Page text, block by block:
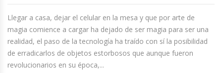
Llegar a casa, dejar el celular en la mesa y que por arte de
magia comience a cargar ha dejado de ser magia para ser una
realidad, el paso de la tecnología ha traído con sí la posibilidad
de erradicarlos de objetos estorbosos que aunque fueron
revolucionarios en su época,...